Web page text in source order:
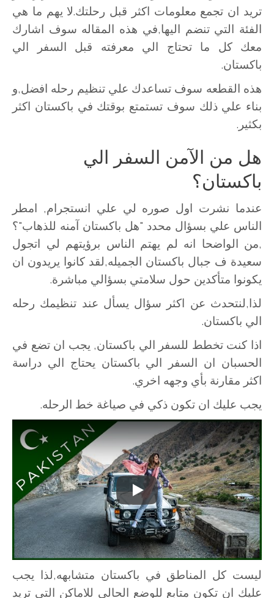
تريد ان تجمع معلومات اكثر قبل رحلتك.لا يهم ما هي
الفئة التي تنضم اليها,في هذه المقاله سوف اشارك
معك كل ما تحتاج الي معرفته قبل السفر الي
باكستان.
هذه القطعه سوف تساعدك علي تنظيم رحله افضل,و
بناء علي ذلك سوف تستمتع بوقتك في باكستان اكثر
بكثير.
هل من الآمن السفر الي
باكستان؟
عندما نشرت اول صوره لي علي انستجرام, امطر
الناس علي بسؤال محدد "هل باكستان آمنه للذهاب"؟
,من الواضحا انه لم يهتم الناس برؤيتهم لي اتجول
سعيدة ف جبال باكستان الجميله,لقد كانوا يريدون ان
يكونوا متأكدين حول سلامتي بسؤالي مباشرة.
لذا,لنتحدث عن اكثر سؤال يسأل عند تنظيمك رحله
الي باكستان.
اذا كنت تخطط للسفر الي باكستان, يجب ان تضع في
الحسبان ان السفر الي باكستان يحتاج الي دراسة
اكثر مقارنة بأي وجهه اخري.
يجب عليك ان تكون ذكي في صياغة خط الرحله.
Play
ليست كل المناطق في باكستان متشابهه,لذا يجب
عليك ان تكون متابع للوضع الحالي للاماكن التي تريد